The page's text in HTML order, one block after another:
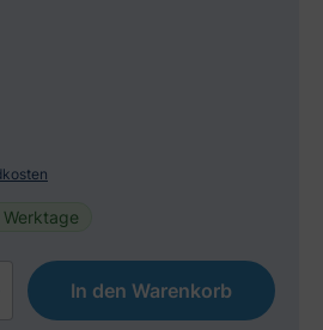
Gib den
In den Warenkorb